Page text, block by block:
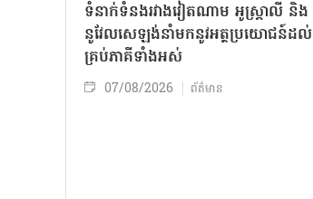
ទំនាក់ទំនងរវាងវៀតណាម អូស្ត្រាលី និង
នូវែលសេឡង់នាំមកនូវអត្ថប្រយោជន៍ដល់
គ្រប់ភាគីទាំងអស់
07/08/2026 ព័ត៌មាន